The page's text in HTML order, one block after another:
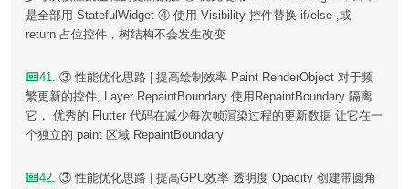
是全部用 StatefulWidget ④ 使用 Visibility 控件替换 if/else ,或
return 占位控件，树结构不会发生改变
41. ③ 性能优化思路 | 提高绘制效率 Paint RenderObject 对于频
繁更新的控件, Layer RepaintBoundary 使用RepaintBoundary 隔离
它， 优秀的 Flutter 代码在减少每次帧渲染过程的更新数据 让它在一
个独立的 paint 区域 RepaintBoundary
42. ③ 性能优化思路 | 提高GPU效率 透明度 Opacity 创建带圆⻆